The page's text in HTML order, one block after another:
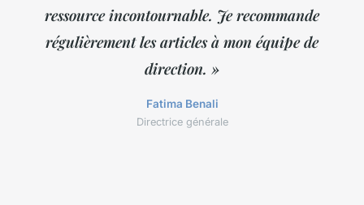
ressource incontournable. Je recommande
régulièrement les articles à mon équipe de
direction. »
Fatima Benali
Directrice générale